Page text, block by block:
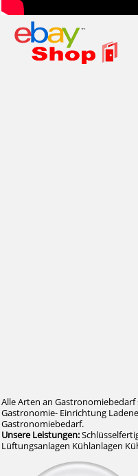
Alle Arten an
Gastronomie- Einrichtung
Gastronomiebedarf.
Unsere Leistungen:
Lüftungsanlagen Kühlanlagen